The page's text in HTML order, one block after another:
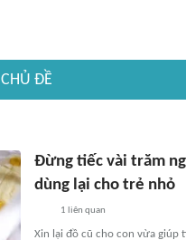
CHỦ ĐỀ
Đừng tiếc vài trăm
dùng lại cho trẻ nhỏ
1 liên quan
Xin lại đồ cũ cho con vừa giúp